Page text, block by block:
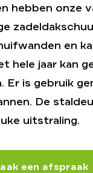
hebben onze
en
hele jaar kan
Er is gebruik
De
uitstraling.
een afspraak